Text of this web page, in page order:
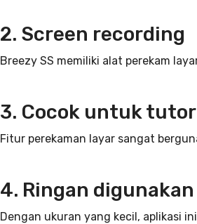
2. Screen recording
Breezy SS memiliki alat perekam
3. Cocok untuk
Fitur perekaman layar sangat
4. Ringan digunakan
Dengan ukuran yang kecil, aplikasi